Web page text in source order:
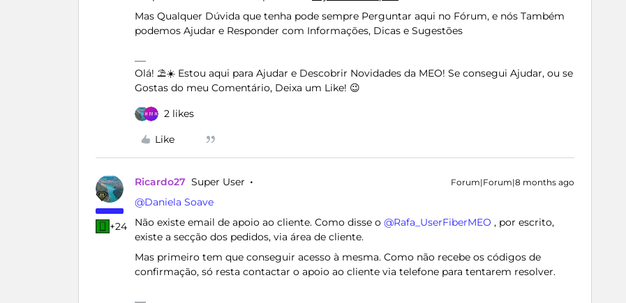
Mas Qualquer Dúvida que tenha pode sempre Perguntar aqui no Fórum, e nós Também
podemos Ajudar e Responder com Informações, Dicas e Sugestões
Olá! ⛱️☀️ Estou aqui para Ajudar e Descobrir Novidades da MEO! Se consegui Ajudar, ou se
Gostas do meu Comentário, Deixa um Like! 😉
2 likes
Like
+24
Ricardo27 Super User Forum|Forum|8 months ago
@Daniela Soave
Não existe email de apoio ao cliente. Como disse o ​ @Rafa_UserFiberMEO , por escrito,
existe a secção dos pedidos, via área de cliente.
Mas primeiro tem que conseguir acesso à mesma. Como não recebe os códigos de
confirmação, só resta contactar o apoio ao cliente via telefone para tentarem resolver.